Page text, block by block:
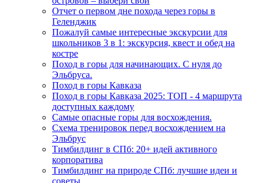
Отчет о первом дне похода через горы в
Геленджик
Пожалуй самые интересные экскурсии для
школьников 3 в 1: экскурсия, квест и обед на
костре
Поход в горы для начинающих. С нуля до
Эльбруса.
Поход в горы Кавказа
Поход в горы Кавказа 2025: ТОП - 4 маршрута
доступных каждому
Самые опасные горы для восхождения.
Схема тренировок перед восхождением на
Эльбрус
Тимбилдинг в СПб: 20+ идей активного
корпоратива
Тимбилдинг на природе СПб: лучшие идеи и
советы